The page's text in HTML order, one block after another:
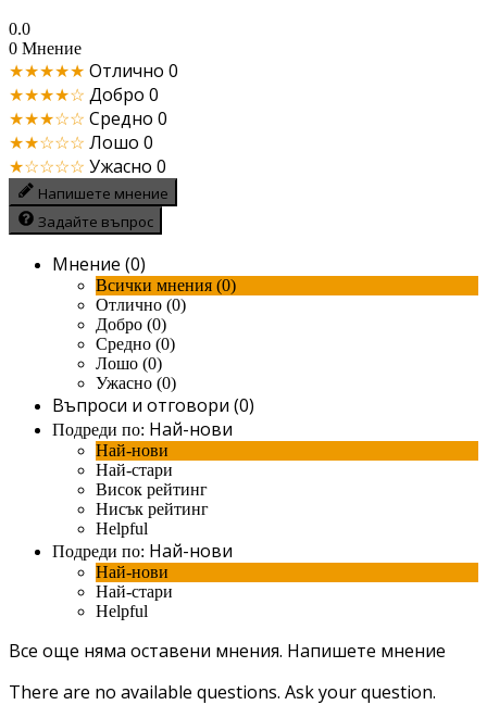
0.0
0 Мнение
★★★★★ Отлично 0
★★★★☆ Добро 0
★★★☆☆ Средно 0
★★☆☆☆ Лошо 0
★☆☆☆☆ Ужасно 0
Напишете мнение
Задайте въпрос
Мнение (0)
Всички мнения (0)
Отлично (0)
Добро (0)
Средно (0)
Лошо (0)
Ужасно (0)
Въпроси и отговори (0)
Подреди по: Най-нови
Най-нови
Най-стари
Висок рейтинг
Нисък рейтинг
Helpful
Подреди по: Най-нови
Най-нови
Най-стари
Helpful
Все още няма оставени мнения. Напишете мнение
There are no available questions. Ask your question.